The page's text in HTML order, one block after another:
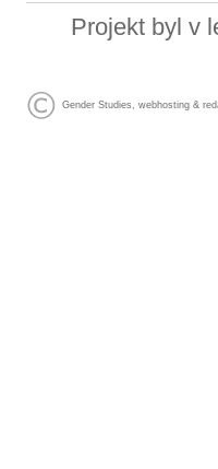
Projekt byl v
Gender Studies webhosting &